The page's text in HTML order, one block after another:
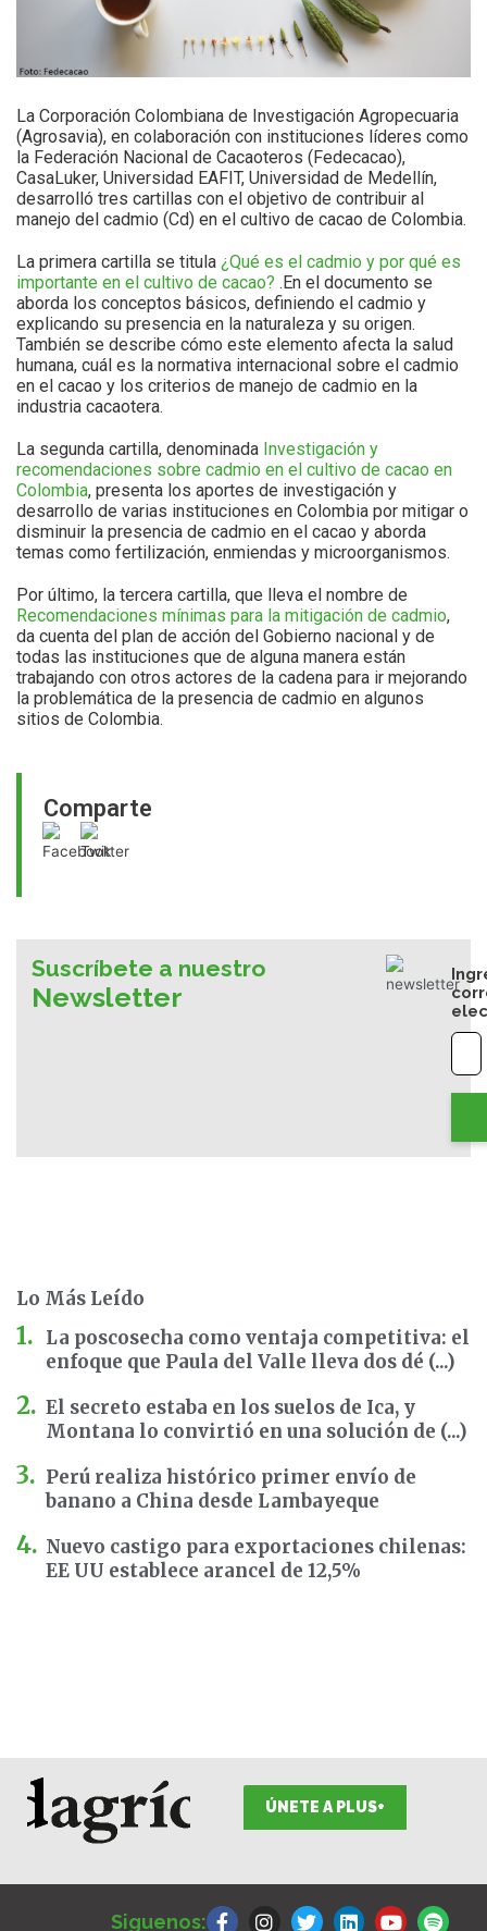
Comparte
La Corporación Colombiana de Investigación Agropecuaria
(Agrosavia), en colaboración con instituciones líderes como
la Federación Nacional de Cacaoteros (Fedecacao),
CasaLuker, Universidad EAFIT, Universidad de Medellín,
desarrolló tres cartillas con el objetivo de contribuir al
manejo del cadmio (Cd) en el cultivo de cacao de Colombia.
La primera cartilla se titula ¿Qué es el cadmio y por qué es
importante en el cultivo de cacao? .En el documento se
aborda los conceptos básicos, definiendo el cadmio y
explicando su presencia en la naturaleza y su origen.
También se describe cómo este elemento afecta la salud
humana, cuál es la normativa internacional sobre el cadmio
en el cacao y los criterios de manejo de cadmio en la
industria cacaotera.
La segunda cartilla, denominada Investigación y
recomendaciones sobre cadmio en el cultivo de cacao en
Colombia, presenta los aportes de investigación y
desarrollo de varias instituciones en Colombia por mitigar o
disminuir la presencia de cadmio en el cacao y aborda
temas como fertilización, enmiendas y microorganismos.
Por último, la tercera cartilla, que lleva el nombre de
Recomendaciones mínimas para la mitigación de cadmio,
da cuenta del plan de acción del Gobierno nacional y de
todas las instituciones que de alguna manera están
trabajando con otros actores de la cadena para ir mejorando
la problemática de la presencia de cadmio en algunos
sitios de Colombia.
Suscríbete a nuestro
Newsletter
Lo Más Leído
La poscosecha como ventaja competitiva: el
enfoque que Paula del Valle lleva dos dé (...)
El secreto estaba en los suelos de Ica, y
Montana lo convirtió en una solución de (...)
Perú realiza histórico primer envío de
banano a China desde Lambayeque
Nuevo castigo para exportaciones chilenas:
EE UU establece arancel de 12,5%
ÚNETE A PLUS+
Siguenos:
a
n
w
i
o
p